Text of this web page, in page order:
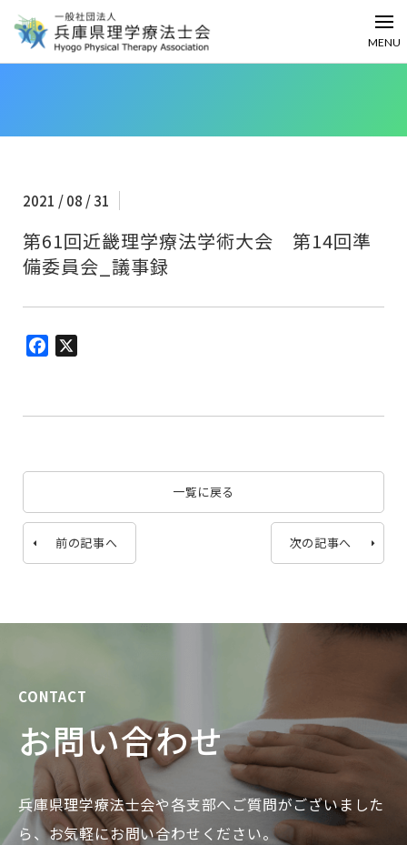
MENU
2021 / 08 / 31
第61回近畿理学療法学術大会 第14回準
備委員会_議事録
Facebook
一覧に戻る
前の記事へ 次の記事へ
CONTACT
お問い合わせ
兵庫県理学療法士会や各支部へご質問がございました
ら、お気軽にお問い合わせください。